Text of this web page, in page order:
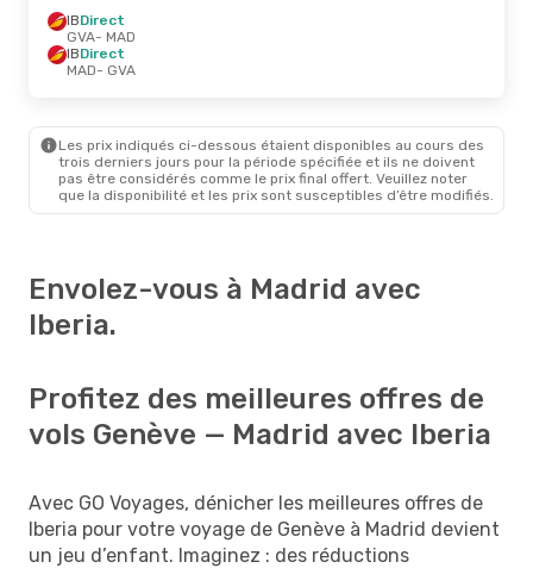
IBDirect
GVA- MAD
IBDirect
MAD- GVA
Les prix indiqués ci-dessous étaient disponibles au cours des
trois derniers jours pour la période spécifiée et ils ne doivent
pas être considérés comme le prix final offert. Veuillez noter
que la disponibilité et les prix sont susceptibles d’être modifiés.
Envolez-vous à Madrid avec
Iberia.
Profitez des meilleures offres de
vols Genève — Madrid avec Iberia
Avec GO Voyages, dénicher les meilleures offres de
Iberia pour votre voyage de Genève à Madrid devient
un jeu d’enfant. Imaginez : des réductions